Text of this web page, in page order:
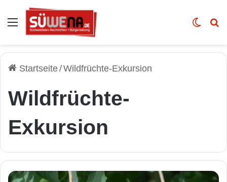
Auswahl Skin
Startseite/Wildfrüchte-Exkursion
Wildfrüchte-
Exkursion